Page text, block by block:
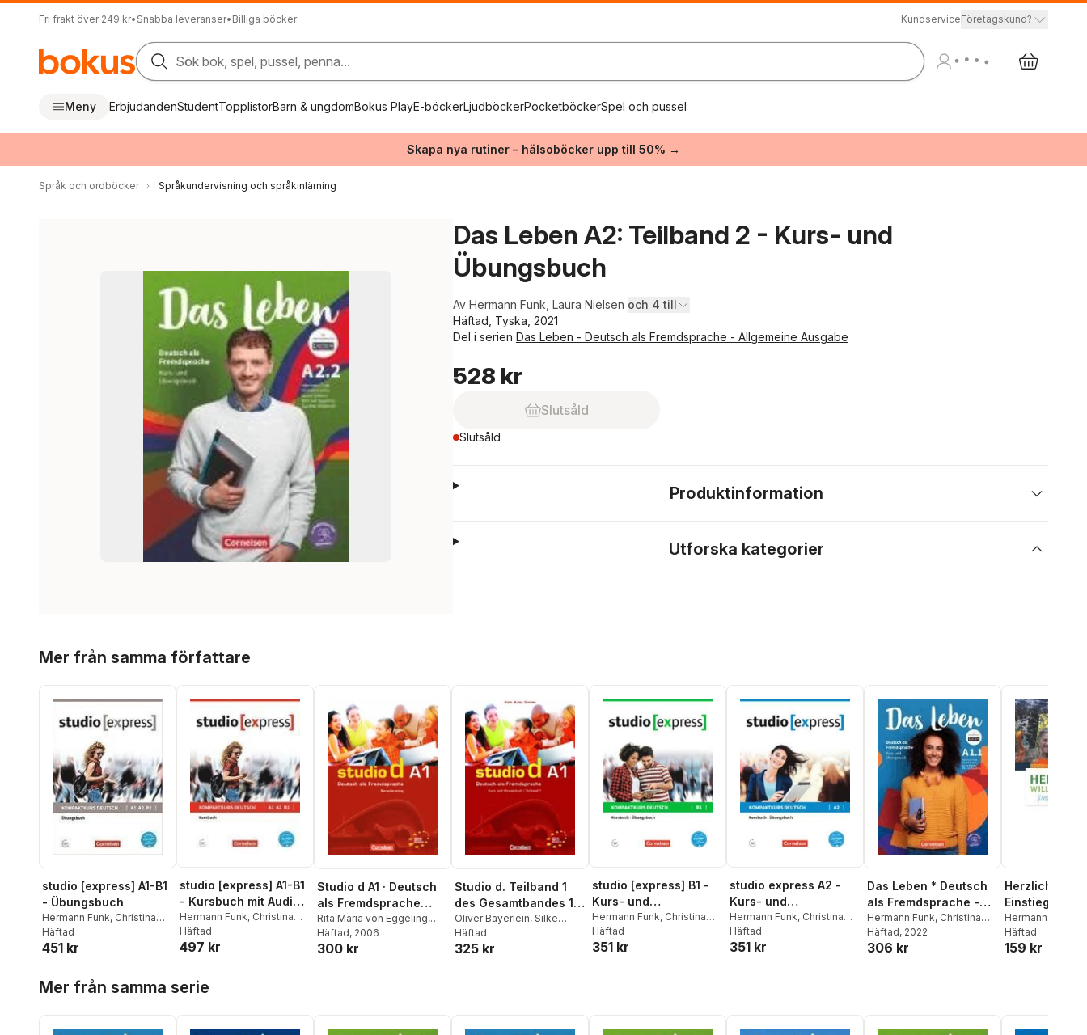
Fri frakt över 249 kr• Snabba leveranser• Billiga böcker KundserviceFöretagskund?
Sök bok, spel, pussel, penna...
Meny ErbjudandenStudentTopplistorBarn & ungdomBokus PlayE-böckerLjudböckerPocketböckerSpel och pussel
Skapa nya rutiner – hälsoböcker upp till 50% →
Språk och ordböcker Språkundervisning och språkinlärning
Das Leben A2: Teilband 2 - Kurs- und
Übungsbuch
Av Hermann Funk Laura Nielsen och 4 till
Häftad, Tyska, 2021
Del i serien Das Leben - Deutsch als Fremdsprache - Allgemeine Ausgabe
528 kr
Slutsåld
Slutsåld
Produktinformation
Utforska kategorier
Mer från samma författare
studio [express] A1-B1
- Übungsbuch
Hermann Funk, Christina
Kuhn,Hermann Funk
Häftad
451 kr
studio [express] A1-B1
- Kursbuch mit Audios
online
Hermann Funk, Christina
Kuhn,Hermann Funk
Häftad
497 kr
Studio d A1 · Deutsch
als Fremdsprache
Grundstufe · A1:
Gesamtband
Rita Maria von Eggeling,
Hermann Funk
Häftad, 2006
300 kr
Studio d. Teilband 1
des Gesamtbandes 1.
Kurs- und
Übungsbuch
Oliver Bayerlein, Silke
Demme
Christina Kuhn
Häftad
325 kr
studio [express] B1 -
Kurs- und
Übungsbuch mit
Audios online
Hermann Funk, Christina
Kuhn,Hermann Funk
Häftad
351 kr
studio express A2 -
Kurs- und
Übungsbuch mit
Audios online
Hermann Funk, Christina
Kuhn,Hermann Funk
Häftad
351 kr
Das Leben * Deutsch
als Fremdsprache -
Allgemeine Ausgabe *
A1.1: Teilband 1
Hermann Funk, Christina
Khun,Laura Nielsen
Von Eggeling
Häftad, 2022
306 kr
Herzlich
Einstiegskurs
Hermann Funk
Kuhn,Dieter
Häftad
159 kr
Mer från samma serie